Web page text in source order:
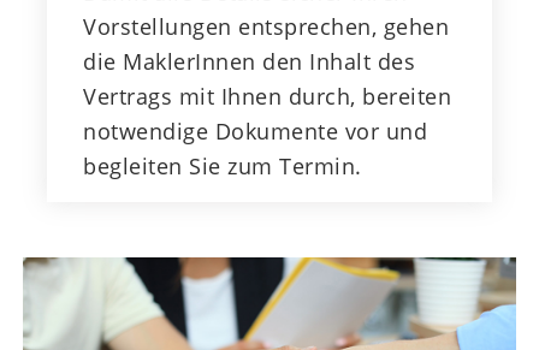
Vorstellungen entsprechen, gehen
die MaklerInnen den Inhalt des
Vertrags mit Ihnen durch, bereiten
notwendige Dokumente vor und
begleiten Sie zum Termin.